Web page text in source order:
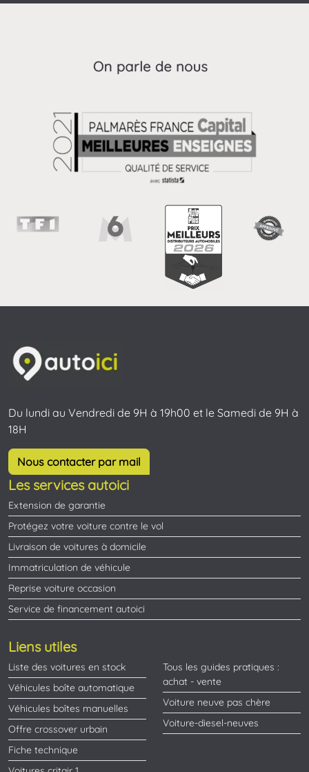
Du lundi au Vendredi de 9H à 19h00 et le Samedi de 9H à
18H
Nous contacter par mail
Les services autoici
Extension de garantie
Protégez votre voiture contre le vol
Livraison de voitures à domicile
Immatriculation de véhicule
Reprise voiture occasion
Service de financement autoici
Liens utiles
Liste des voitures en stock
Véhicules boîte automatique
Véhicules boîtes manuelles
Offre crossover urbain
Fiche technique
Tous les guides pratiques :
achat - vente
Voiture neuve pas chère
Voiture-diesel-neuves